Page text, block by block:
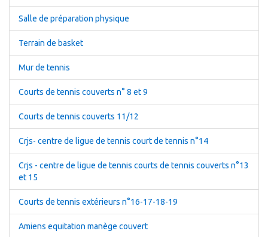
Salle de préparation physique
Terrain de basket
Mur de tennis
Courts de tennis couverts n° 8 et 9
Courts de tennis couverts 11/12
Crjs- centre de ligue de tennis court de tennis n°14
Crjs - centre de ligue de tennis courts de tennis couverts n°13
et 15
Courts de tennis extérieurs n°16-17-18-19
Amiens equitation manège couvert